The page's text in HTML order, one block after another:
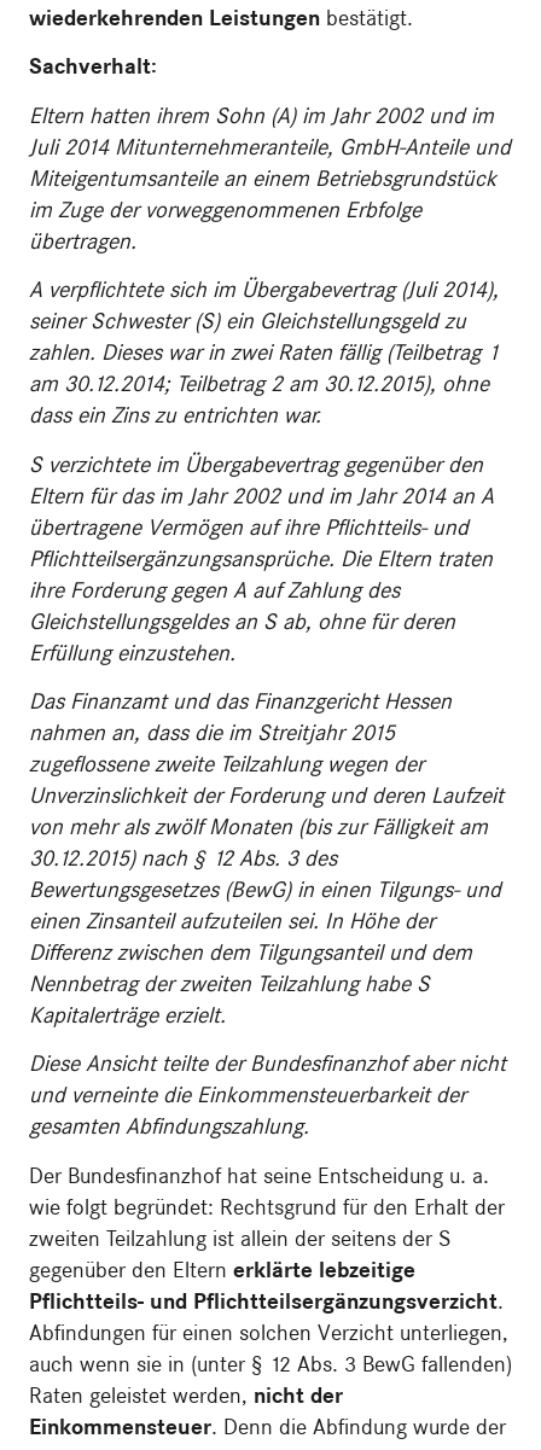
wiederkehrenden Leistungen bestätigt.
Sachverhalt:
Eltern hatten ihrem Sohn (A) im Jahr 2002 und im
Juli 2014 Mitunternehmeranteile, GmbH-Anteile und
Miteigentumsanteile an einem Betriebsgrundstück
im Zuge der vorweggenommenen Erbfolge
übertragen.
A verpflichtete sich im Übergabevertrag (Juli 2014),
seiner Schwester (S) ein Gleichstellungsgeld zu
zahlen. Dieses war in zwei Raten fällig (Teilbetrag 1
am 30.12.2014; Teilbetrag 2 am 30.12.2015), ohne
dass ein Zins zu entrichten war.
S verzichtete im Übergabevertrag gegenüber den
Eltern für das im Jahr 2002 und im Jahr 2014 an A
übertragene Vermögen auf ihre Pflichtteils- und
Pflichtteilsergänzungsansprüche. Die Eltern traten
ihre Forderung gegen A auf Zahlung des
Gleichstellungsgeldes an S ab, ohne für deren
Erfüllung einzustehen.
Das Finanzamt und das Finanzgericht Hessen
nahmen an, dass die im Streitjahr 2015
zugeflossene zweite Teilzahlung wegen der
Unverzinslichkeit der Forderung und deren Laufzeit
von mehr als zwölf Monaten (bis zur Fälligkeit am
30.12.2015) nach § 12 Abs. 3 des
Bewertungsgesetzes (BewG) in einen Tilgungs- und
einen Zinsanteil aufzuteilen sei. In Höhe der
Differenz zwischen dem Tilgungsanteil und dem
Nennbetrag der zweiten Teilzahlung habe S
Kapitalerträge erzielt.
Diese Ansicht teilte der Bundesfinanzhof aber nicht
und verneinte die Einkommensteuerbarkeit der
gesamten Abfindungszahlung.
Der Bundesfinanzhof hat seine Entscheidung u. a.
wie folgt begründet: Rechtsgrund für den Erhalt der
zweiten Teilzahlung ist allein der seitens der S
gegenüber den Eltern erklärte lebzeitige
Pflichtteils- und Pflichtteilsergänzungsverzicht.
Abfindungen für einen solchen Verzicht unterliegen,
auch wenn sie in (unter § 12 Abs. 3 BewG fallenden)
Raten geleistet werden, nicht der
Einkommensteuer. Denn die Abfindung wurde der